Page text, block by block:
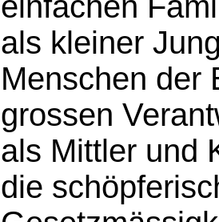
als kleiner
Menschen der
grossen
als Mittler und
die